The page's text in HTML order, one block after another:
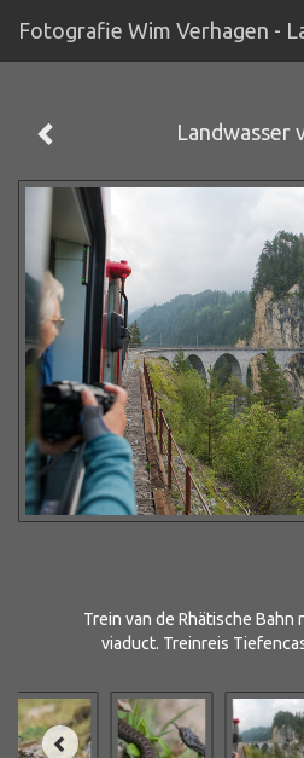
Landwasser
Trein van de Rhätische
viaduct. Treinreis